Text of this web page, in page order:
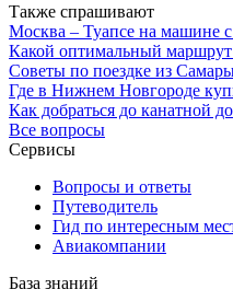
Также спрашивают
Москва – Туапсе на машине
Какой оптимальный маршрут
Советы по поездке из
Где в Нижнем Новгороде
Как добраться до канатной
Все вопросы
Сервисы
Вопросы и ответы
Путеводитель
Гид по интересным
Авиакомпании
База знаний